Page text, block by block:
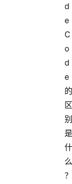
d
e
C
o
d
e
的
区
别
是
什
么
？